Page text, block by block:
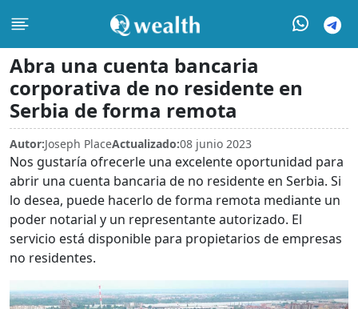
Abra una cuenta bancaria
corporativa de no residente en
Serbia de forma remota
Autor:Joseph PlaceActualizado:08 junio 2023
Nos gustaría ofrecerle una excelente oportunidad para
abrir una cuenta bancaria de no residente en Serbia. Si
lo desea, puede hacerlo de forma remota mediante un
poder notarial y un representante autorizado. El
servicio está disponible para propietarios de empresas
no residentes.